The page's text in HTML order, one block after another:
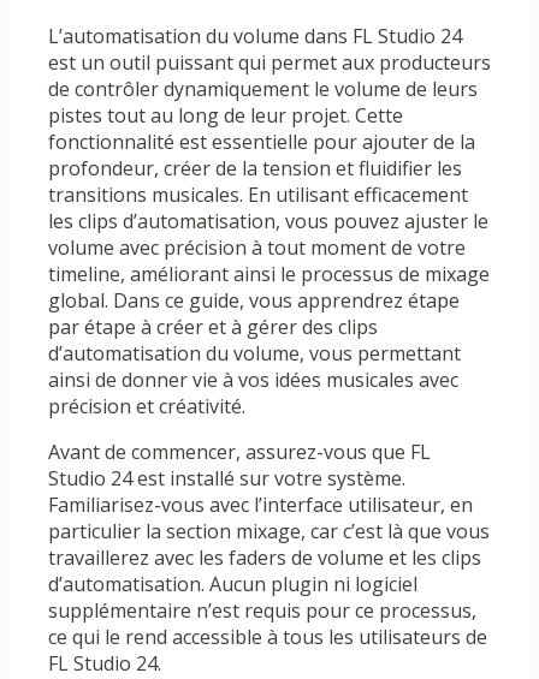
L’automatisation du volume dans FL Studio 24
est un outil puissant qui permet aux producteurs
de contrôler dynamiquement le volume de leurs
pistes tout au long de leur projet. Cette
fonctionnalité est essentielle pour ajouter de la
profondeur, créer de la tension et fluidifier les
transitions musicales. En utilisant efficacement
les clips d’automatisation, vous pouvez ajuster le
volume avec précision à tout moment de votre
timeline, améliorant ainsi le processus de mixage
global. Dans ce guide, vous apprendrez étape
par étape à créer et à gérer des clips
d’automatisation du volume, vous permettant
ainsi de donner vie à vos idées musicales avec
précision et créativité.
Avant de commencer, assurez-vous que FL
Studio 24 est installé sur votre système.
Familiarisez-vous avec l’interface utilisateur, en
particulier la section mixage, car c’est là que vous
travaillerez avec les faders de volume et les clips
d’automatisation. Aucun plugin ni logiciel
supplémentaire n’est requis pour ce processus,
ce qui le rend accessible à tous les utilisateurs de
FL Studio 24.